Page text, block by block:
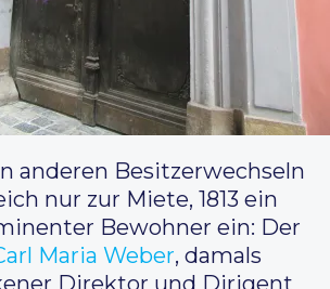
anderen Besitzerwechseln
nur zur Miete, 1813 ein
Bewohner ein: Der
Maria Weber, damals